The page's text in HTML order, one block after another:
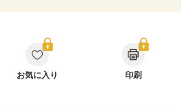
糖尿病性腎症（第３期）
CKD（ステージ２）
透析
乳がん（抗がん剤治療中）
お気に入り 印刷